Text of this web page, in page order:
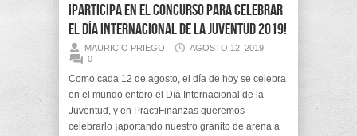
¡Participa en el concurso para celebrar
el Día Internacional de la Juventud 2019!
MAURICIO PRIEGO
AGOSTO 12, 2019
0
Como cada 12 de agosto, el día de hoy se celebra
en el mundo entero el Día Internacional de la
Juventud, y en PractiFinanzas queremos
celebrarlo ¡aportando nuestro granito de arena a